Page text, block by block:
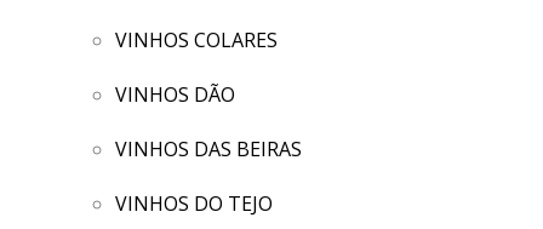
VINHOS COLARES
VINHOS DÃO
VINHOS DAS BEIRAS
VINHOS DO TEJO